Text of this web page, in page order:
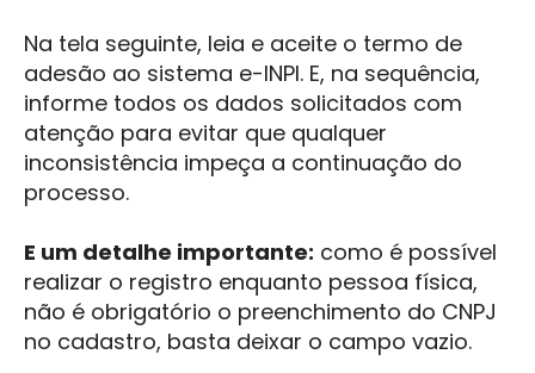
Na tela seguinte, leia e aceite o termo de
adesão ao sistema e-INPI. E, na sequência,
informe todos os dados solicitados com
atenção para evitar que qualquer
inconsistência impeça a continuação do
processo.
E um detalhe importante: como é possível
realizar o registro enquanto pessoa física,
não é obrigatório o preenchimento do CNPJ
no cadastro, basta deixar o campo vazio.